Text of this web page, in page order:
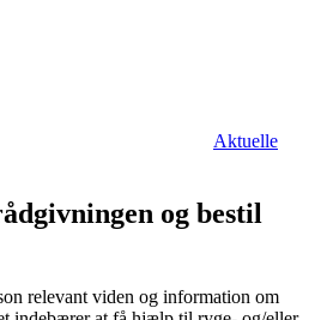
Aktuelle
og bestil
relevant viden og information om